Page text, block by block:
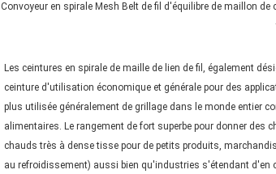
Convoyeur en spirale Mesh Belt de fil d'équilibre de maillon
Les ceintures en spirale de maille de lien de fil, également
ceinture d'utilisation économique et générale pour des
plus utilisée généralement de grillage dans le monde entier
alimentaires. Le rangement de fort superbe pour donner
chauds très à dense tisse pour de petits produits,
au refroidissement) aussi bien qu'industries s'étendant d'en